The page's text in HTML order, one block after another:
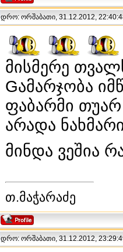
დრო: ორშაბათი, 31.12.2012,
მისმერე
Gამარჯობა
ფაბარმი
არადა
მინდა ვეშია
თ.მაჭარაძე
დრო: ორშაბათი, 31.12.2012,